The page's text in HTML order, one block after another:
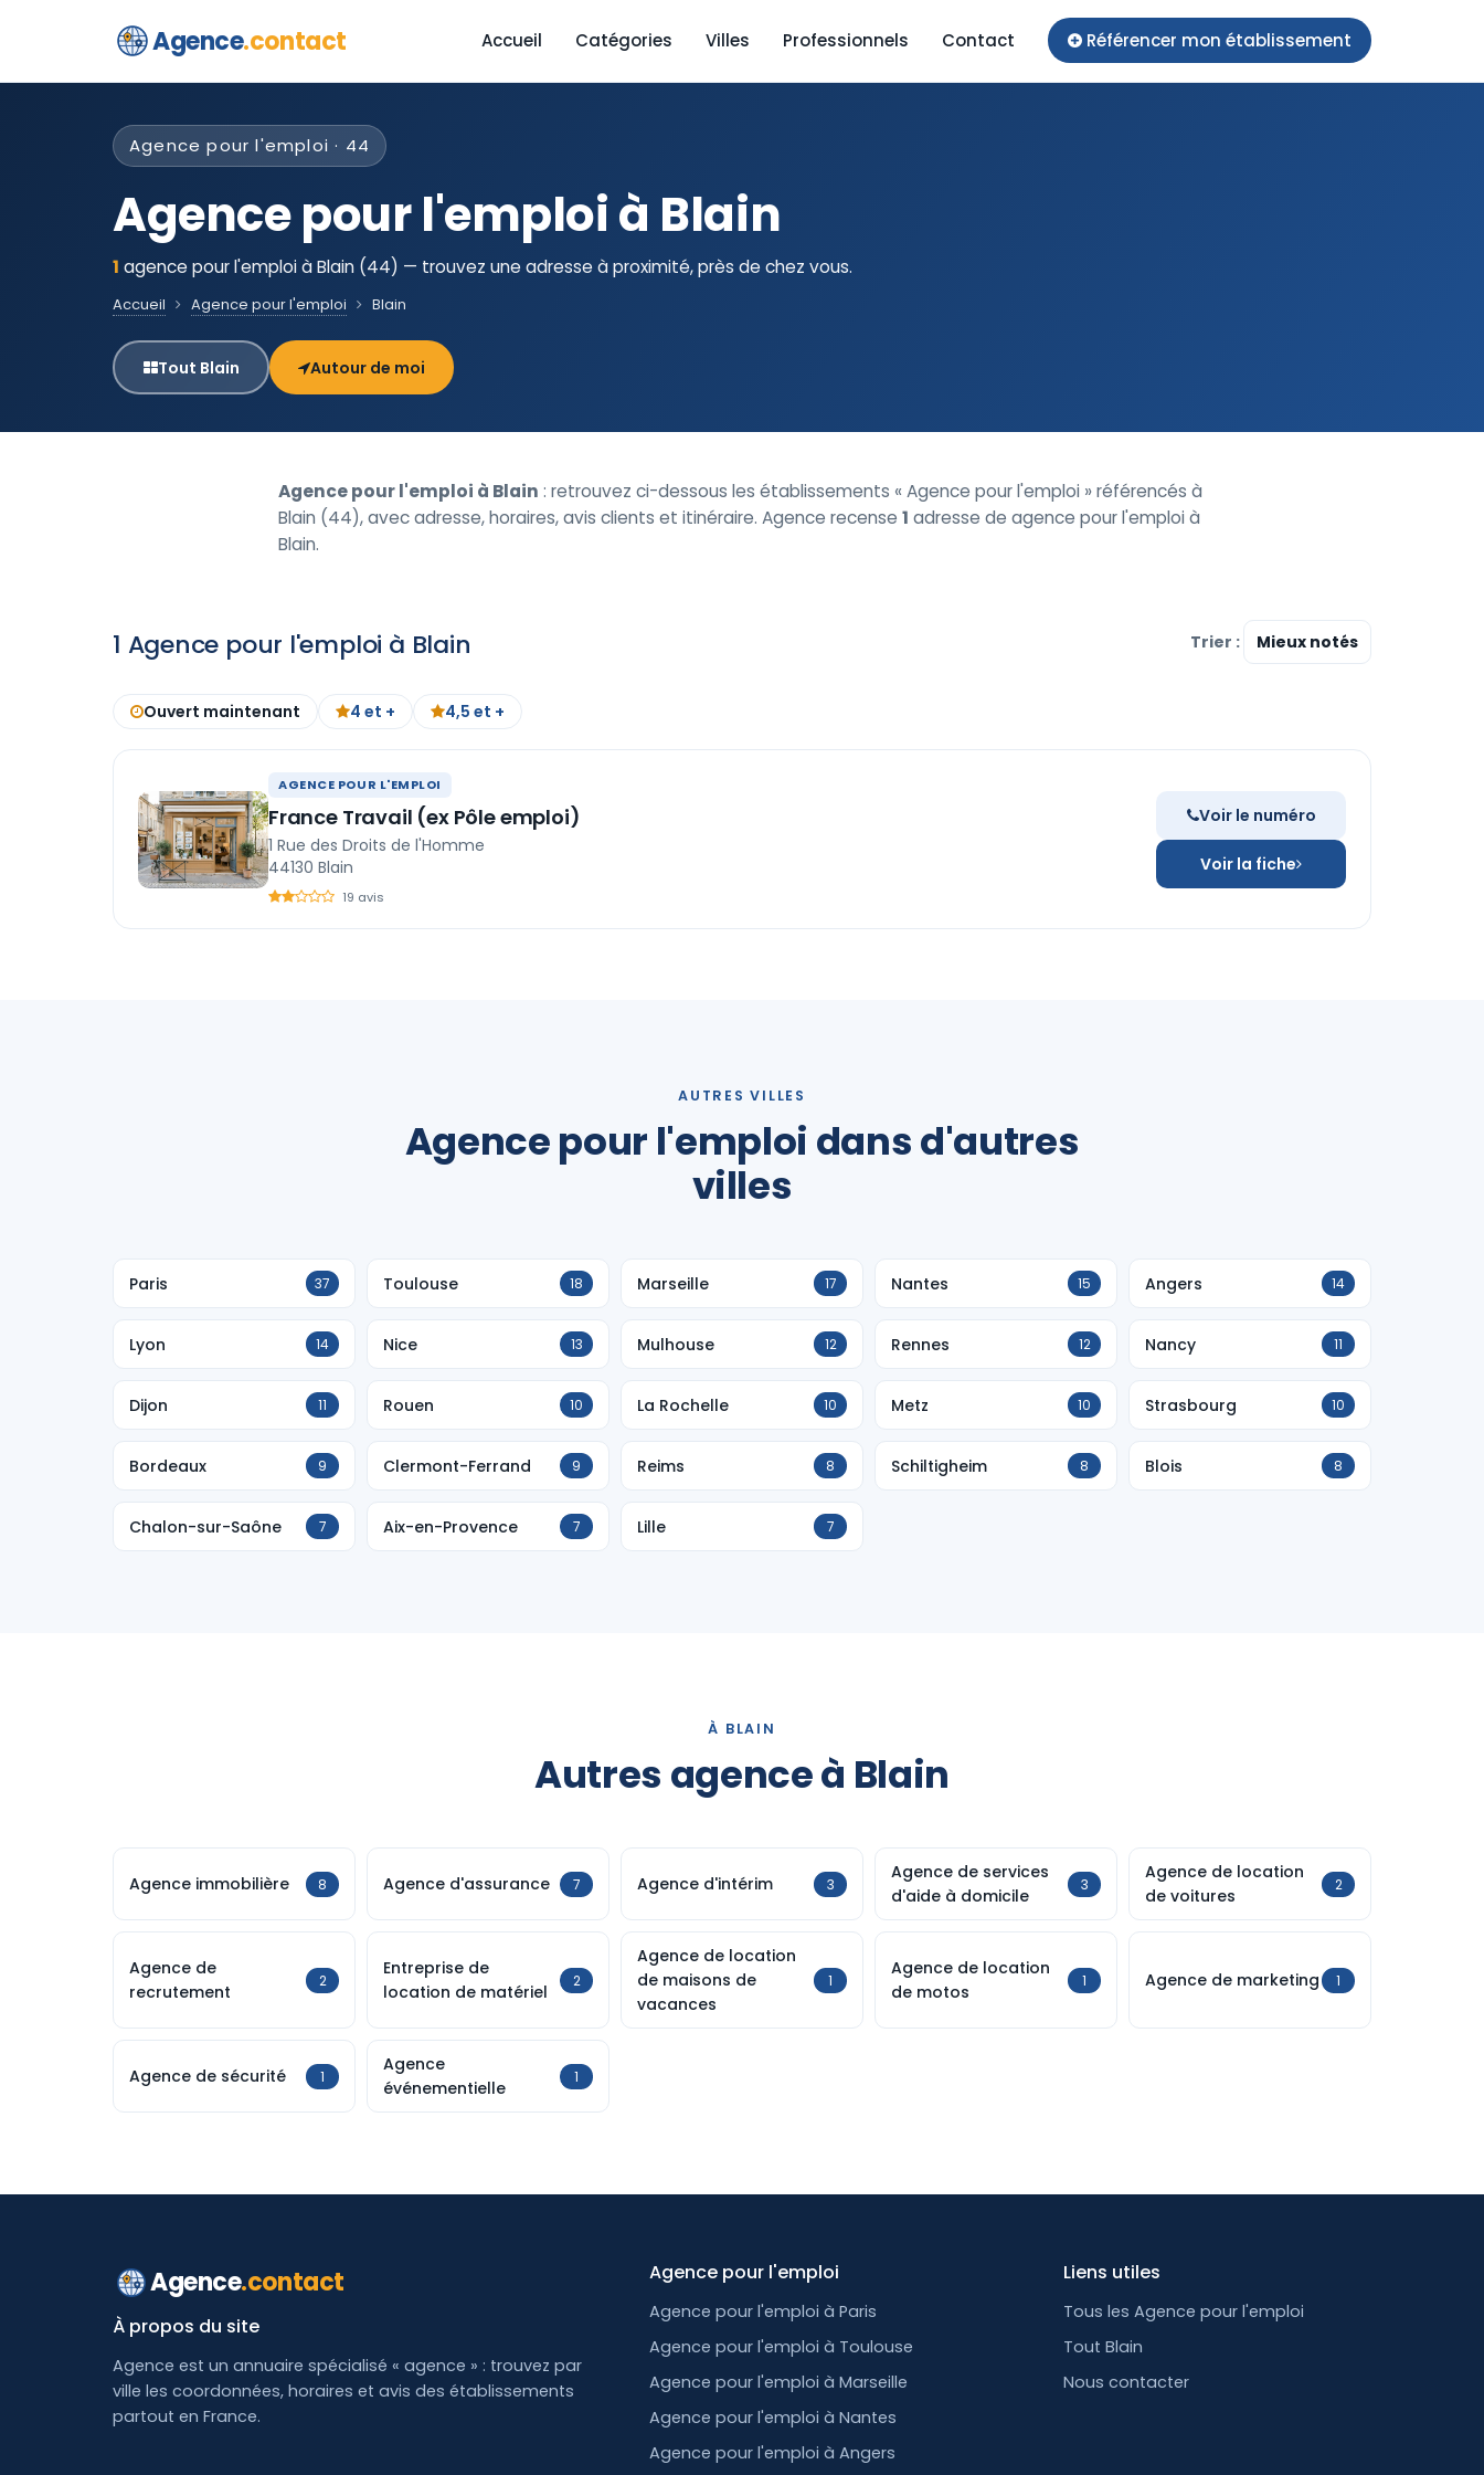
Agence.contact Accueil Catégories Villes Professionnels Contact Référencer mon établissement
Agence pour l'emploi · 44
Agence pour l'emploi à Blain
1 agence pour l'emploi à Blain (44) — trouvez une adresse à proximité, près de chez vous.
Accueil Agence pour l'emploi Blain
Tout Blain Autour de moi
Agence pour l'emploi à Blain : retrouvez ci-dessous les établissements « Agence pour l'emploi » référencés à
Blain (44), avec adresse, horaires, avis clients et itinéraire. Agence recense 1 adresse de agence pour l'emploi à
Blain.
1 Agence pour l'emploi à Blain Trier :
Ouvert maintenant 4 et + 4,5 et +
AGENCE POUR L'EMPLOI
France Travail (ex Pôle emploi)
1 Rue des Droits de l'Homme
44130 Blain
19 avis
Voir le numéro
Voir la fiche
AUTRES VILLES
Agence pour l'emploi dans d'autres
villes
Paris 37 Toulouse 18 Marseille 17 Nantes 15 Angers 14
Lyon 14 Nice 13 Mulhouse 12 Rennes 12 Nancy 11
Dijon 11 Rouen 10 La Rochelle 10 Metz 10 Strasbourg 10
Bordeaux 9 Clermont-Ferrand 9 Reims 8 Schiltigheim 8 Blois 8
Chalon-sur-Saône 7 Aix-en-Provence 7 Lille 7
À BLAIN
Autres agence à Blain
Agence immobilière 8 Agence d'assurance 7 Agence d'intérim 3
Agence de services
d'aide à domicile
3
Agence de location
de voitures
2
Agence de
recrutement
2
Entreprise de
location de matériel
2
Agence de location
de maisons de
vacances
1
Agence de location
de motos
1 Agence de marketing 1
Agence de sécurité 1
Agence
événementielle
1
Agence.contact
À propos du site
Agence est un annuaire spécialisé « agence » : trouvez par
ville les coordonnées, horaires et avis des établissements
partout en France.
Agence pour l'emploi
Agence pour l'emploi à Paris
Agence pour l'emploi à Toulouse
Agence pour l'emploi à Marseille
Agence pour l'emploi à Nantes
Agence pour l'emploi à Angers
Liens utiles
Tous les Agence pour l'emploi
Tout Blain
Nous contacter